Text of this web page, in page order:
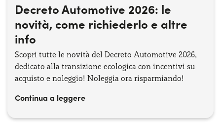
Decreto Automotive 2026: le
novità, come richiederlo e altre
info
Scopri tutte le novità del Decreto Automotive 2026,
dedicato alla transizione ecologica con incentivi su
acquisto e noleggio! Noleggia ora risparmiando!
Continua a leggere